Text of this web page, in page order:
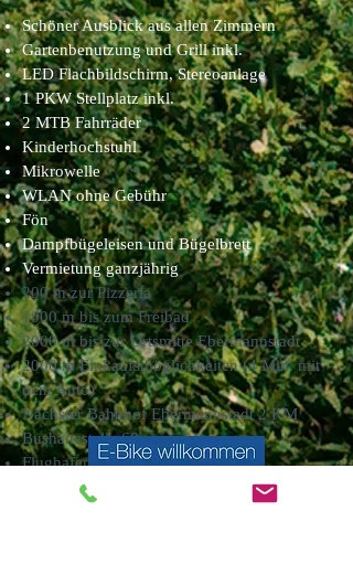
Schöner Ausblick aus allen Zimmern
Gartenbenutzung und Grill inkl.
LED Flachbildschirm, Stereoanlage
1 PKW Stellplatz inkl.
2 MTB Fahrräder
Kinderhochstuhl
Mikrowelle
WLAN ohne Gebühr
Fön
Dampfbügeleisen und Bügelbrett
Vermietung ganzjährig
200 m zur Pizzeria
1000 m bis zum Freibad
2000 m bis zur Ortsmitte Ebermannstadt
2000 m Einkaufsmöglichkeiten (4 Min. mit
dem Auto)
Nächster Bahnhof Ebermannstadt 2 KM
Bushaltestelle 60 m
Flughafen Nürnberg 47 KM